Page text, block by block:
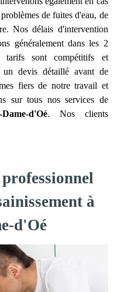
de fuites d'eau, de
Nos délais d'intervention
généralement dans les 2
tarifs sont compétitifs et
un devis détaillé avant de
fiers de notre travail et
sur tous nos services de
d'Oé. Nos clients
à
d'Oé